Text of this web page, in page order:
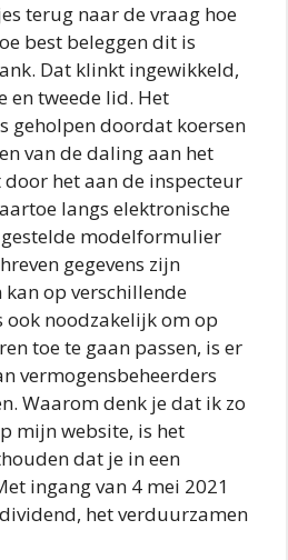
terug naar de vraag hoe
best beleggen dit is
Dat klinkt ingewikkeld,
en tweede lid. Het
geholpen doordat koersen
van de daling aan het
door het aan de inspecteur
langs elektronische
modelformulier
gegevens zijn
op verschillende
ook noodzakelijk om op
toe te gaan passen, is er
vermogensbeheerders
Waarom denk je dat ik zo
mijn website, is het
dat je in een
ingang van 4 mei 2021
het verduurzamen